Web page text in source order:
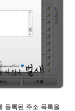
등록된 주소 목록을